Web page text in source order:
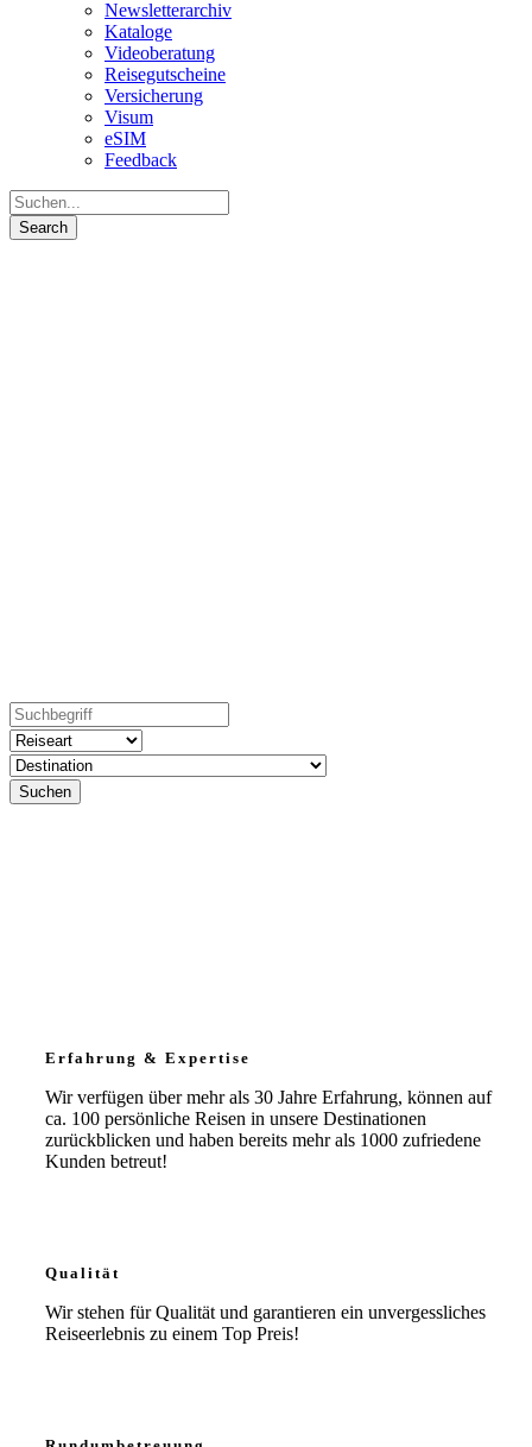
Newsletterarchiv
Kataloge
Videoberatung
Reisegutscheine
Versicherung
Visum
eSIM
Feedback
Erfahrung & Expertise
Wir verfügen über mehr als 30 Jahre Erfahrung, können auf
ca. 100 persönliche Reisen in unsere Destinationen
zurückblicken und haben bereits mehr als 1000 zufriedene
Kunden betreut!
Qualität
Wir stehen für Qualität und garantieren ein unvergessliches
Reiseerlebnis zu einem Top Preis!